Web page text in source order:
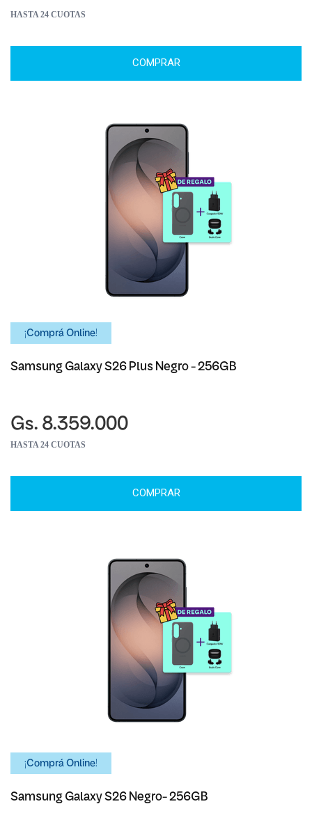
HASTA 24 CUOTAS
COMPRAR
¡Comprá Online!
Samsung Galaxy S26 Plus Negro - 256GB
Gs. 8.359.000
HASTA 24 CUOTAS
COMPRAR
¡Comprá Online!
Samsung Galaxy S26 Negro- 256GB